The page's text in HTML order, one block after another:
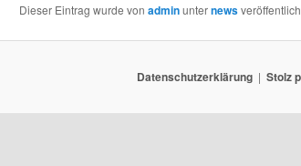
Dieser Eintrag wurde von adminunternews
Datenschutzerklärung Stolz